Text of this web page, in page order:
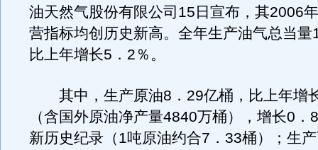
油天然气股份有限公司15日宣布，其2006
营指标均创历史新高。全年生产油气总当
比上年增长5．2％。
其中，生产原油8．29亿桶，比上年增
（含国外原油净产量4840万桶），增长0．
新历史纪录（1吨原油约合7．33桶）；生